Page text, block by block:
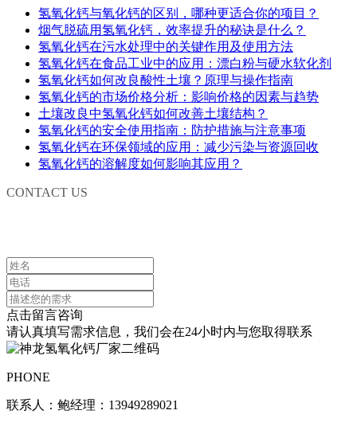
氢氧化钙与氧化钙的区别，哪种更适合你的项目？
烟气脱硫用氢氧化钙，效率提升的秘诀是什么？
氢氧化钙在污水处理中的关键作用及使用方法
氢氧化钙在食品工业中的应用：漂白粉与硬水软化剂
氢氧化钙如何改良酸性土壤？原理与操作指南
氢氧化钙的市场价格分析：影响价格的因素与趋势
土壤改良中氢氧化钙如何改善土壤结构？
氢氧化钙的安全使用指南：防护措施与注意事项
氢氧化钙在环保领域的应用：减少污染与资源回收
氢氧化钙的溶解度如何影响其应用？
CONTACT US
点击留言咨询
请认真填写需求信息，我们会在24小时内与您取得联系
PHONE
联系人：鲍经理：13949289021